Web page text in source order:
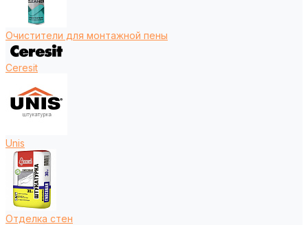
Очистители для монтажной пены
Ceresit
Unis
Отделка стен